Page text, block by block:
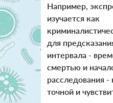
Например,
изучается как
для
интервала -
смертью и
расследования -
точной и